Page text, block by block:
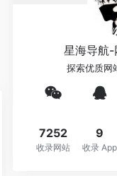
星海导航-
探索优质网
7252
收录网站
9
收录 App